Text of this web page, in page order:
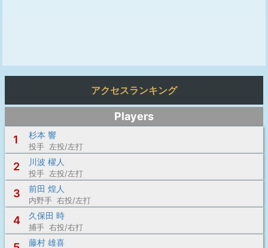
アクセスランキング
Players
1
杉本 響
投手 左投/左打
2 川波 櫂人
投手 左投/左打
3 前田 煌人
内野手 右投/左打
4 久保田 時
捕手 右投/右打
藤村 雄喜